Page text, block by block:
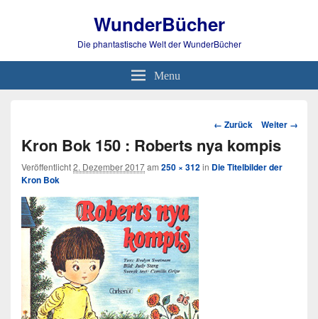
WunderBücher
Die phantastische Welt der WunderBücher
Menu
Bild-
Navigation
← Zurück Weiter →
Kron Bok 150 : Roberts nya kompis
Veröffentlicht2. Dezember 2017am 250 × 312in Die Titelbilder der
Kron Bok